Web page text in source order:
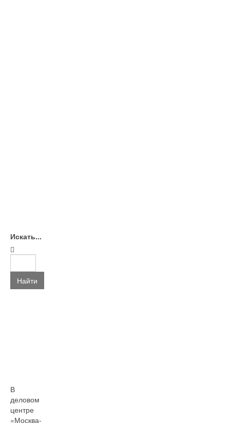
Искать...
Найти
В
деловом
центре
«Москва-